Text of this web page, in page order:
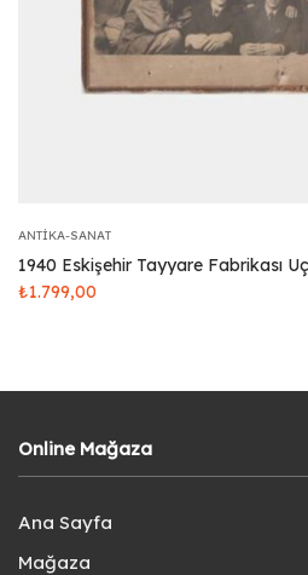
ANTIKA-SANAT
1940 Eskişehir Tayyare Fabrikası
₺1.799,00
Online Mağaza
Ana Sayfa
Mağaza